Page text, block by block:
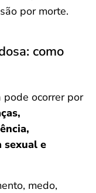
por morte.
como
pode ocorrer por
sexual e
medo,